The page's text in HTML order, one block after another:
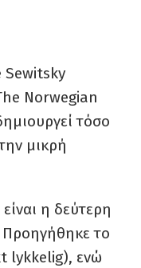
Sewitsky
Norwegian
τόσο
μικρή
η δεύτερη
Προηγήθηκε το
lykkelig), ενώ